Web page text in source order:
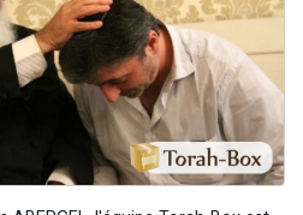
2 personnes viennent de nous rejoindre sur WhatsApp
13 personnes viennent de demander une bénédiction
49 places pour étudier en groupe sur Zoom
musiques dans Torah-Box Music
2 personnes viennent de nous rejoindre sur WhatsApp